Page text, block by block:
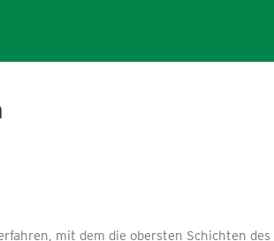
mit dem die obersten Schichten